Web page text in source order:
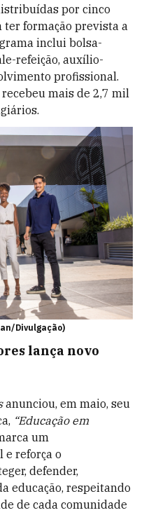
por cinco
ter formação prevista a
inclui bolsa-
refeição, auxílio-
profissional.
mais de 2,7 mil
Divulgação)
lança novo
anunciou, em maio, seu
“Educação em
um
reforça o
defender,
educação, respeitando
de cada comunidade